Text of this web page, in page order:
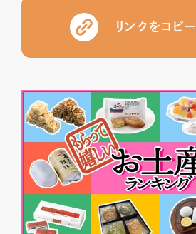
リンクをコピー